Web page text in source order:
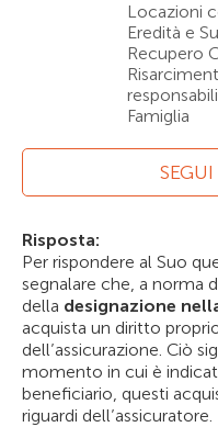
Locazioni
Eredità e
Recupero
Famiglia
SEGUI
Risposta:
Per rispondere al Suo
segnalare che, a norma
della designazione
acquista un diritto
dell’assicurazione. Ciò
momento in cui è
beneficiario, questi
riguardi dell’assicuratore.